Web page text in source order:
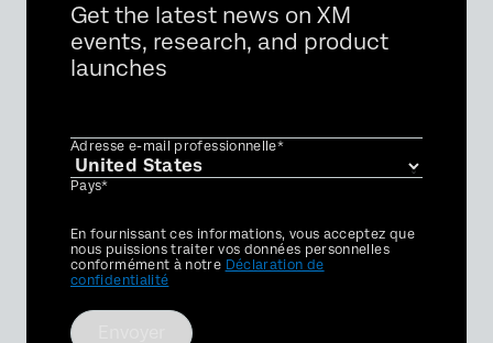
Get the latest news on XM
events, research, and product
launches
Adresse e-mail professionnelle*
Pays*
Privacy
Optin
En fournissant ces informations, vous acceptez que
nous puissions traiter vos données personnelles
conformément à notre Déclaration de
confidentialité